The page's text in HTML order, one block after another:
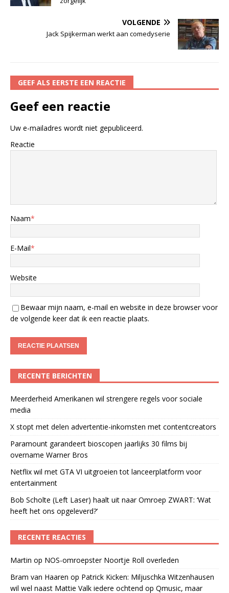
VOLGENDE
Jack Spijkerman werkt aan comedyserie
GEEF ALS EERSTE EEN REACTIE
Geef een reactie
Uw e-mailadres wordt niet gepubliceerd.
Reactie
Naam*
E-Mail*
Website
Bewaar mijn naam, e-mail en website in deze browser voor
de volgende keer dat ik een reactie plaats.
RECENTE BERICHTEN
Meerderheid Amerikanen wil strengere regels voor sociale
media
X stopt met delen advertentie-inkomsten met contentcreators
Paramount garandeert bioscopen jaarlijks 30 films bij
overname Warner Bros
Netflix wil met GTA VI uitgroeien tot lanceerplatform voor
entertainment
Bob Scholte (Left Laser) haalt uit naar Omroep ZWART: ‘Wat
heeft het ons opgeleverd?’
RECENTE REACTIES
Martin op NOS-omroepster Noortje Roll overleden
Bram van Haaren op Patrick Kicken: Miljuschka Witzenhausen
wil wel naast Mattie Valk iedere ochtend op Qmusic, maar